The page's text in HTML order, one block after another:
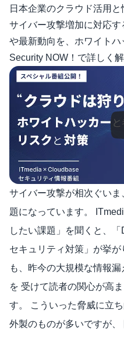
日本企業のクラウド活用と
サイバー攻撃増加に対応
や最新動向を、ホワイト
Security NOW！で詳しく解
サイバー攻撃が相次ぐい
題になっています。
したい課題」を聞くと、
セキュリティ対策」が挙
も、昨今の大規模な情報
を 受けて読者の関心が高
す。 こういった脅威に立
外製のものが多いですが